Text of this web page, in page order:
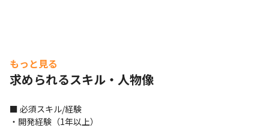
もっと見る
求められるスキル・人物像
■ 必須スキル/経験
・開発経験（1年以上）